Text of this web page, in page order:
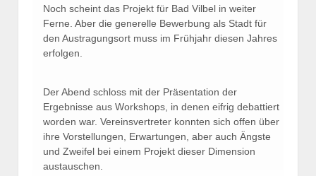
Noch scheint das Projekt für Bad Vilbel in weiter
Ferne. Aber die generelle Bewerbung als Stadt für
den Austragungsort muss im Frühjahr diesen Jahres
erfolgen.
Der Abend schloss mit der Präsentation der
Ergebnisse aus Workshops, in denen eifrig debattiert
worden war. Vereinsvertreter konnten sich offen über
ihre Vorstellungen, Erwartungen, aber auch Ängste
und Zweifel bei einem Projekt dieser Dimension
austauschen.